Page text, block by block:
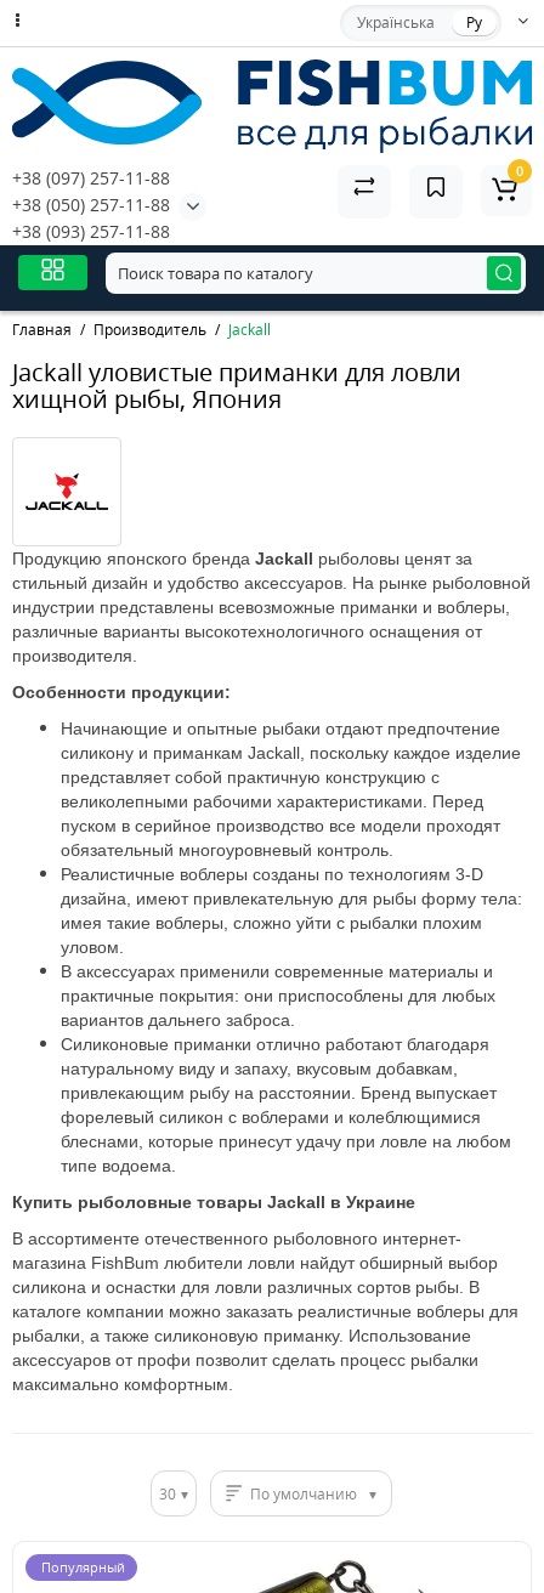
Українська Ру
+38 (097) 257-11-88
+38 (050) 257-11-88
+38 (093) 257-11-88
0
Главная Производитель Jackall
Jackall уловистые приманки для ловли
хищной рыбы, Япония
Продукцию японского бренда Jackall рыболовы ценят за
стильный дизайн и удобство аксессуаров. На рынке рыболовной
индустрии представлены всевозможные приманки и воблеры,
различные варианты высокотехнологичного оснащения от
производителя.
Особенности продукции:
Начинающие и опытные рыбаки отдают предпочтение
силикону и приманкам Jackall, поскольку каждое изделие
представляет собой практичную конструкцию с
великолепными рабочими характеристиками. Перед
пуском в серийное производство все модели проходят
обязательный многоуровневый контроль.
Реалистичные воблеры созданы по технологиям 3-D
дизайна, имеют привлекательную для рыбы форму тела:
имея такие воблеры, сложно уйти с рыбалки плохим
уловом.
В аксессуарах применили современные материалы и
практичные покрытия: они приспособлены для любых
вариантов дальнего заброса.
Силиконовые приманки отлично работают благодаря
натуральному виду и запаху, вкусовым добавкам,
привлекающим рыбу на расстоянии. Бренд выпускает
форелевый силикон с воблерами и колеблющимися
блеснами, которые принесут удачу при ловле на любом
типе водоема.
Купить рыболовные товары Jackall в Украине
В ассортименте отечественного рыболовного интернет-
магазина FishBum любители ловли найдут обширный выбор
силикона и оснастки для ловли различных сортов рыбы. В
каталоге компании можно заказать реалистичные воблеры для
рыбалки, а также силиконовую приманку. Использование
аксессуаров от профи позволит сделать процесс рыбалки
максимально комфортным.
30 По умолчанию
Популярный